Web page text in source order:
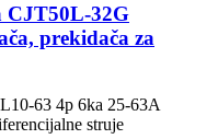
CJT50L-32G
prekidača za